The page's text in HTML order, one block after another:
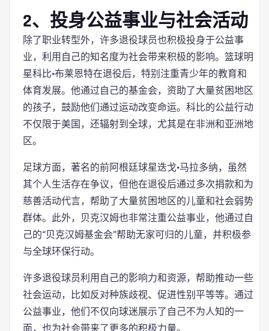
2、投身公益事业与社会活动
除了职业转型外，许多退役球员也积极投身于公益事
业，利用自己的知名度为社会带来积极的影响。篮球明
星科比·布莱恩特在退役后，特别注重青少年的教育和
体育发展。他通过自己的基金会，资助了大量贫困地区
的孩子，鼓励他们通过运动改变命运。科比的公益行动
不仅限于美国，还辐射到全球，尤其是在非洲和亚洲地
区。
足球方面，著名的前阿根廷球星迭戈·马拉多纳，虽然
其个人生活存在争议，但他在退役后通过多次捐款和为
慈善活动代言，帮助了大量贫困地区的儿童和社会弱势
群体。此外，贝克汉姆也非常注重公益事业，他通过自
己的“贝克汉姆基金会”帮助无家可归的儿童，并积极参
与全球环保行动。
许多退役球员利用自己的影响力和资源，帮助推动一些
社会运动，比如反对种族歧视、促进性别平等等。通过
公益事业，他们不仅向球迷展示了自己不为人知的一
面，也为社会带来了更多的积极力量。